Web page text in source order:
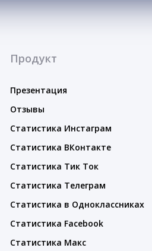
Продукт
Презентация
Отзывы
Статистика Инстаграм
Статистика ВКонтакте
Статистика Тик Ток
Статистика Телеграм
Статистика в Одноклассниках
Статистика Facebook
Статистика Макс